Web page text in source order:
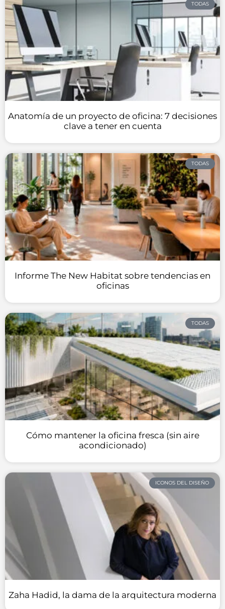
TODAS
Anatomía de un proyecto de oficina: 7 decisiones
clave a tener en cuenta
TODAS
Informe The New Habitat sobre tendencias en
oficinas
TODAS
Cómo mantener la oficina fresca (sin aire
acondicionado)
ICONOS DEL DISEÑO
Zaha Hadid, la dama de la arquitectura moderna